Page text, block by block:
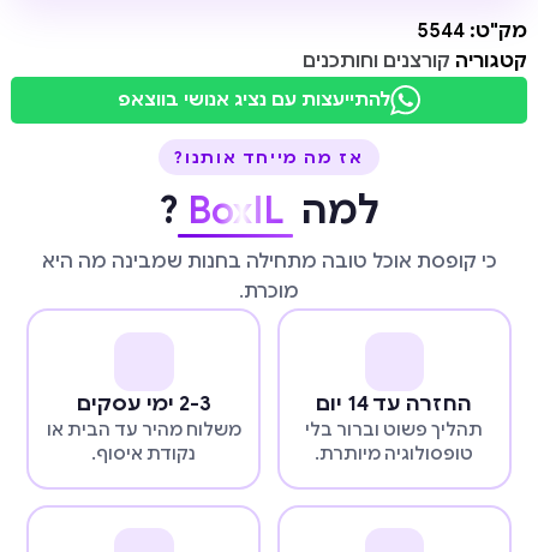
מק"ט: 5544
קטגוריה קורצנים וחותכנים
להתייעצות עם נציג אנושי בווצאפ
אז מה מייחד אותנו?
למה BoxIL
?
כי קופסת אוכל טובה מתחילה בחנות שמבינה מה היא
מוכרת.
החזרה עד 14 יום
תהליך פשוט וברור בלי
טופסולוגיה מיותרת.
2-3 ימי עסקים
משלוח מהיר עד הבית או
נקודת איסוף.